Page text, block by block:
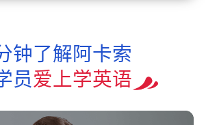
钟了解阿卡索
员爱上学英语